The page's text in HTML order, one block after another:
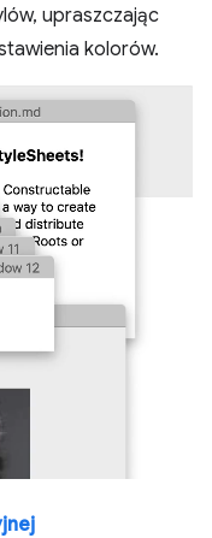
upraszczając
kolorów.